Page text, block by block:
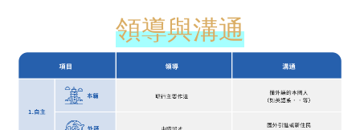
領導與溝通